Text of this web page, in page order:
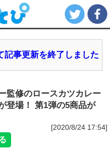
記事更新を終了しました
監修のロースカツカレー
登場！ 第1弾の5商品が
[2020/8/24 17:54]